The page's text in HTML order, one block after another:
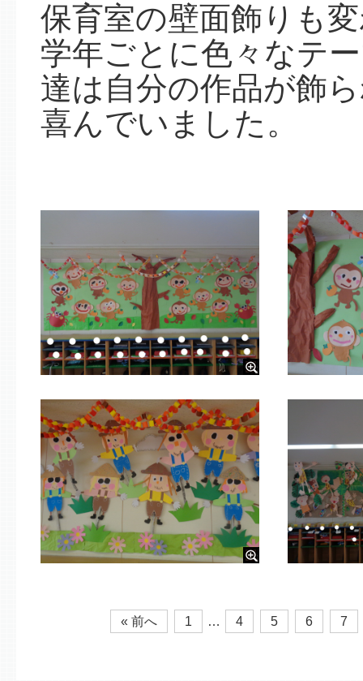
保育室の壁面飾りも
学年ごとに色々なテ
達は自分の作品が飾
喜んでいました。
« 前へ 1 … 4 5 6 7